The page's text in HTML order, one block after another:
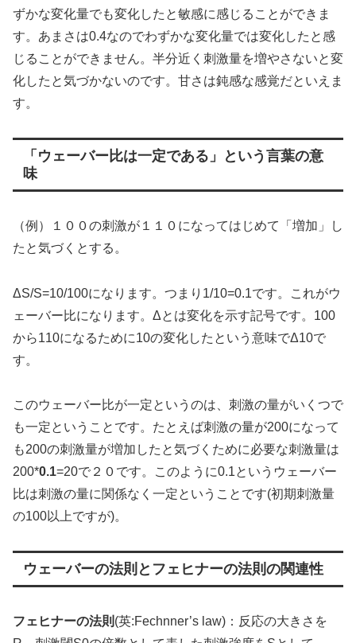
ずかな変化量でも変化したと敏感に感じることができま
す。あまさは0.4なのでわずかな変化量では変化したと感
じることができません。半分近く刺激量を増やさないと変
化したと気づかないのです。甘さは鈍感な感覚だといえま
す。
「ウェーバー比は一定である」という言葉の意
味
（例）１００の刺激が１１０になってはじめて「増加」し
たと気づくとする。
ΔS/S=10/100になります。つまり1/10=0.1です。これがウ
ェーバー比になります。Δとは変化を示す記号です。100
から110になるために10の変化したという意味でΔ10で
す。
このウェーバー比が一定というのは、刺激の量がいくつで
も一定ということです。たとえば刺激の量が200になって
も200の刺激量が増加したと気づくために必要な刺激量は
200*0.1=20で２０です。このように0.1というウェーバー
比は刺激の量に関係なく一定ということです(初期刺激量
の100以上ですが)。
ウェーバーの法則とフェヒナーの法則の関連性
フェヒナーの法則 (英:Fechnner’s law)：反応の大きさを